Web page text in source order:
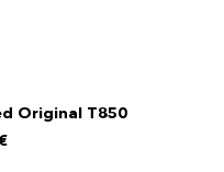
Original T850